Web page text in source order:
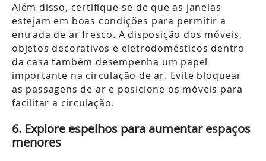
Além disso, certifique-se de que as janelas
estejam em boas condições para permitir a
entrada de ar fresco. A disposição dos móveis,
objetos decorativos e eletrodomésticos dentro
da casa também desempenha um papel
importante na circulação de ar. Evite bloquear
as passagens de ar e posicione os móveis para
facilitar a circulação.
6. Explore espelhos para aumentar espaços
menores